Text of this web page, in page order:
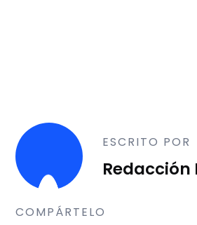
ESCRITO POR
Redacción
COMPÁRTELO